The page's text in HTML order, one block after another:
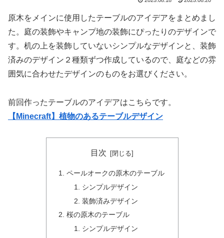
原木をメインに使用したテーブルのアイデアをまとめまし
た。庭の装飾やキャンプ地の装飾にぴったりのデザインで
す。机の上を装飾していないシンプルなデザインと、装飾
済みのデザイン２種類ずつ作成しているので、庭などの雰
囲気に合わせたデザインのものをお選びください。
前回作ったテーブルのアイデアはこちらです。
【Minecraft】植物のあるテーブルデザイン
目次
ペールオークの原木のテーブル
シンプルデザイン
装飾済みデザイン
桜の原木のテーブル
シンプルデザイン